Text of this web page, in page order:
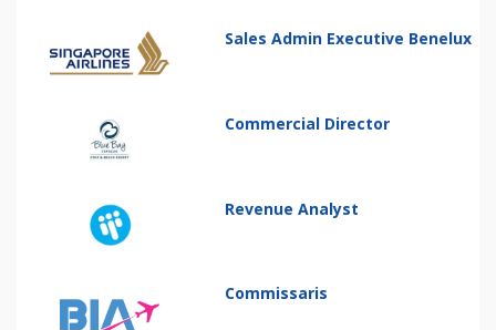
Sales Admin Executive Benelux
Commercial Director
Revenue Analyst
Commissaris